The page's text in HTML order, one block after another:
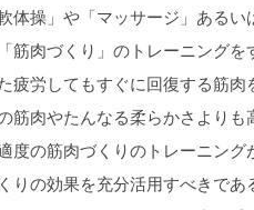
体操」や「マッサージ」あるい
筋肉づくり」のトレーニング
疲労してもすぐに回復する筋
筋肉やたんなる柔らかさよりも
度の筋肉づくりのトレーニン
りの効果を充分活用すべきであ